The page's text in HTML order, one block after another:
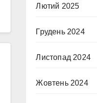
Лютий 2025
Грудень 2024
Листопад 2024
Жовтень 2024